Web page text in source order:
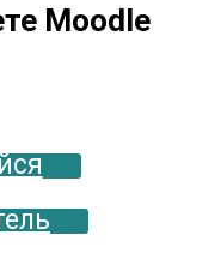
Moodle